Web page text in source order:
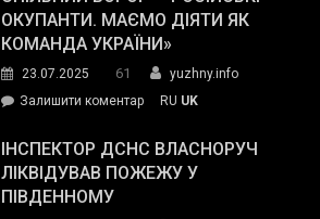
матеріального
резерву
гуманітарну
допомогу
ОКУПАНТИ. МАЄМО ДІЯТИ ЯК
КОМАНДА УКРАЇНИ»
23.07.2025 61
yuzhny.info
Залишити коментарon
провів
нараду
RU UK
ІНСПЕКТОР ДСНС ВЛАСНОРУЧ
ЛІКВІДУВАВ ПОЖЕЖУ У
ПІВДЕННОМУ